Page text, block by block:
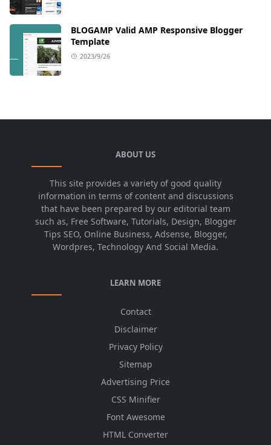
BLOGAMP Valid AMP Responsive Blogger
Template
2023/9/26
ABOUT US
This site provides a variety of good quality
information in terms of content and discussions
that have been prepared by our editorial team
such as, Free Software, Tutorials, Design, Blogger
Tips SEO, Online Business, Adsense, Blogger,
Wordpres, Technology And Social Media.
LEARN MORE
Contact
Disclaimer
Privacy Policy
Sitemap
Advertising Price
CSS Minifier
Font Awesome
HTML Converter